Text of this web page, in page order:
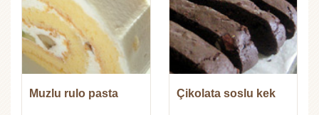
Muzlu rulo pasta Çikolata soslu kek